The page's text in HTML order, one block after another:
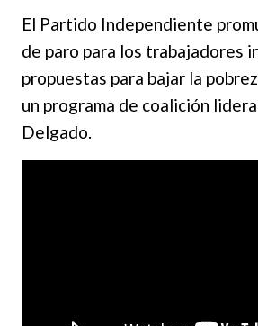
El Partido Independiente
de paro para los trabajadores
propuestas para bajar la
un programa de coalición
Delgado.